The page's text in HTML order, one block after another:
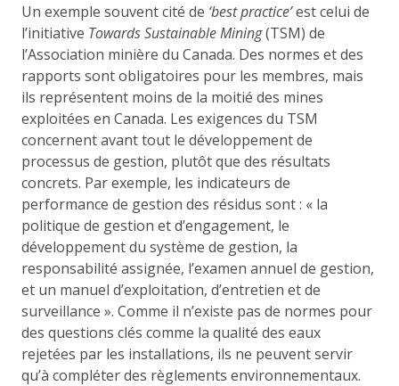
Un exemple souvent cité de ‘best practice’est celui de
l’initiative Towards Sustainable Mining(TSM) de
l’Association minière du Canada. Des normes et des
rapports sont obligatoires pour les membres, mais
ils représentent moins de la moitié des mines
exploitées en Canada. Les exigences du TSM
concernent avant tout le développement de
processus de gestion, plutôt que des résultats
concrets. Par exemple, les indicateurs de
performance de gestion des résidus sont : « la
politique de gestion et d’engagement, le
développement du système de gestion, la
responsabilité assignée, l’examen annuel de gestion,
et un manuel d’exploitation, d’entretien et de
surveillance ». Comme il n’existe pas de normes pour
des questions clés comme la qualité des eaux
rejetées par les installations, ils ne peuvent servir
qu’à compléter des règlements environnementaux.